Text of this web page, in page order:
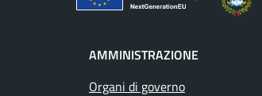
AMMINISTRAZIONE
Organi di governo